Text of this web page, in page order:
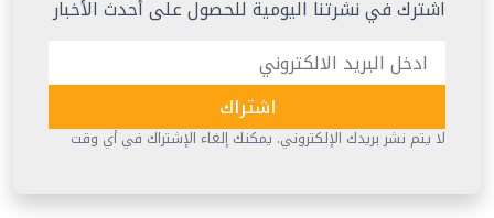
اشترك في نشرتنا اليومية للحصول على أحدث الأخبار
اشتراك
لا يتم نشر بريدك الإلكتروني. يمكنك إلغاء الإشتراك في أي وقت